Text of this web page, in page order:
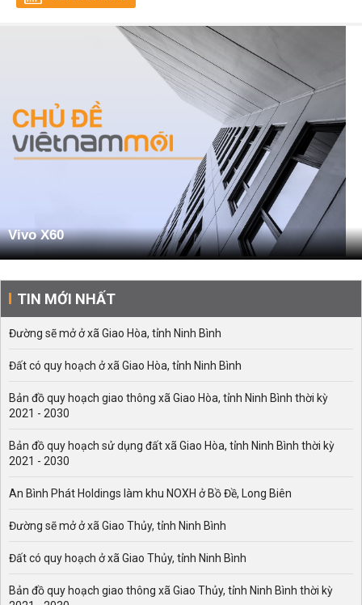
Vivo X60
TIN MỚI NHẤT
Đường sẽ mở ở xã Giao Hòa, tỉnh Ninh Bình
Đất có quy hoạch ở xã Giao Hòa, tỉnh Ninh Bình
Bản đồ quy hoạch giao thông xã Giao Hòa, tỉnh Ninh Bình thời kỳ
2021 - 2030
Bản đồ quy hoạch sử dụng đất xã Giao Hòa, tỉnh Ninh Bình thời kỳ
2021 - 2030
An Bình Phát Holdings làm khu NOXH ở Bồ Đề, Long Biên
Đường sẽ mở ở xã Giao Thủy, tỉnh Ninh Bình
Đất có quy hoạch ở xã Giao Thủy, tỉnh Ninh Bình
Bản đồ quy hoạch giao thông xã Giao Thủy, tỉnh Ninh Bình thời kỳ